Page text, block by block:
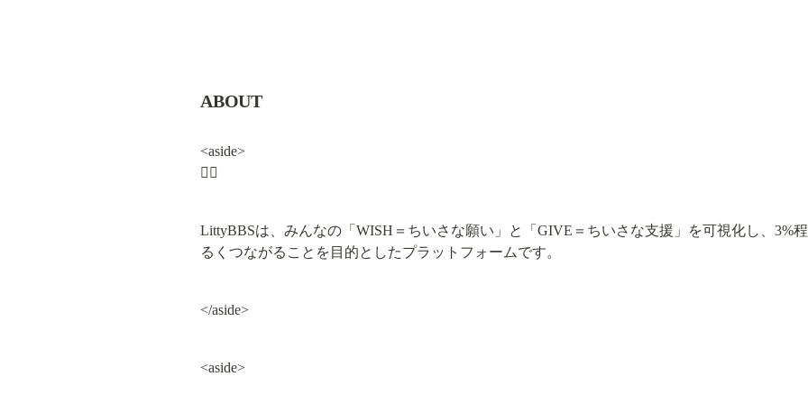
ABOUT
<aside>
🧙‍♀️
LittyBBSは、みんなの「WISH＝ちいさな願い」と「GIVE＝ちいさな支援」を可視化し、3%
るくつながることを目的としたプラットフォームです。
</aside>
<aside>